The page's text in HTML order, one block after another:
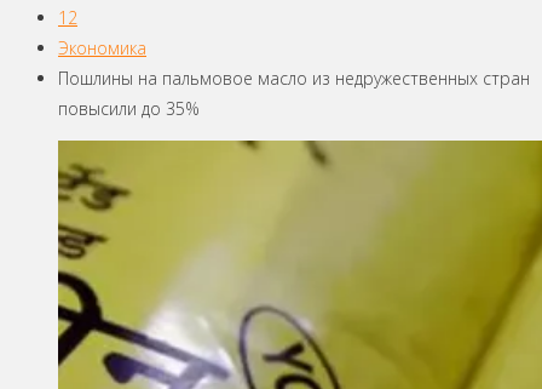
12
Экономика
Пошлины на пальмовое масло из недружественных стран
повысили до 35%